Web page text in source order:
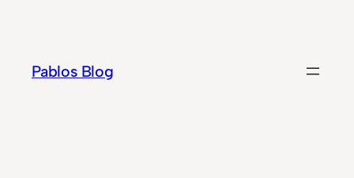
springen
Pablos Blog